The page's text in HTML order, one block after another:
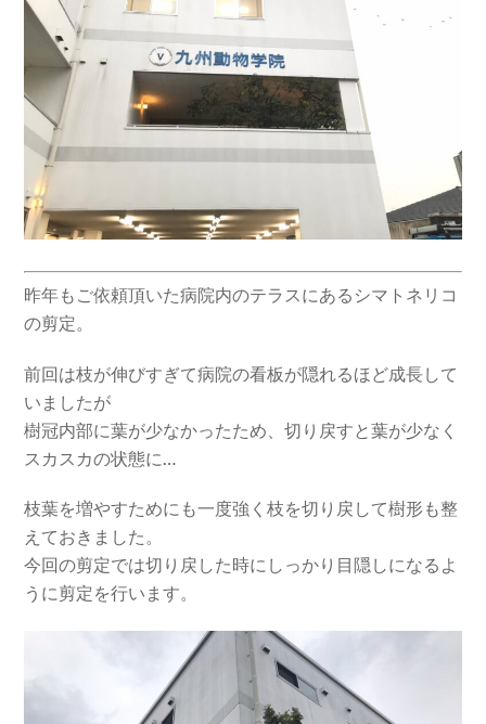
昨年もご依頼頂いた病院内のテラスにあるシマトネリコ
の剪定。
前回は枝が伸びすぎて病院の看板が隠れるほど成長して
いましたが
樹冠内部に葉が少なかったため、切り戻すと葉が少なく
スカスカの状態に…
枝葉を増やすためにも一度強く枝を切り戻して樹形も整
えておきました。
今回の剪定では切り戻した時にしっかり目隠しになるよ
うに剪定を行います。